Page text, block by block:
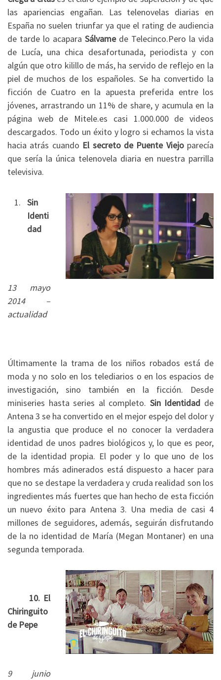
las apariencias engañan. Las telenovelas diarias en
España no suelen triunfar ya que el rating de audiencia
de tarde lo acapara Sálvamede Telecinco.Pero la vida
de Lucía, una chica desafortunada, periodista y con
algún que otro kilillo de más, ha servido de reflejo en la
piel de muchos de los españoles. Se ha convertido la
ficción de Cuatro en la apuesta preferida entre los
jóvenes, arrastrando un 11% de share, y acumula en la
página web de Mitele.es casi 1.000.000 de videos
descargados. Todo un éxito y logro si echamos la vista
hacia atrás cuando El secreto de Puente Viejoparecía
que sería la única telenovela diaria en nuestra parrilla
televisiva.
Sin
Identi
dad
13 mayo
2014 –
actualidad
Últimamente la trama de los niños robados está de
moda y no solo en los telediarios o en los espacios de
investigación, sino también en la ficción. Desde
miniseries hasta series al completo. Sin Identidad de
Antena 3 se ha convertido en el mejor espejo del dolor y
la angustia que produce el no conocer la verdadera
identidad de unos padres biológicos y, lo que es peor,
de la identidad propia. El poder y lo que uno de los
hombres más adinerados está dispuesto a hacer para
que no se destape la verdadera y cruda realidad son los
ingredientes más fuertes que han hecho de esta ficción
un nuevo éxito para Antena 3. Una media de casi 4
millones de seguidores, además, seguirán disfrutando
de la no identidad de María (Megan Montaner) en una
segunda temporada.
10. El
Chiringuito
de Pepe
9 junio